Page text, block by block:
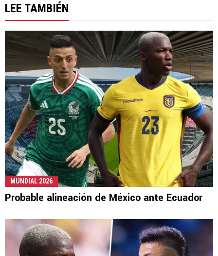
LEE TAMBIÉN
MUNDIAL 2026
Probable alineación de México ante Ecuador